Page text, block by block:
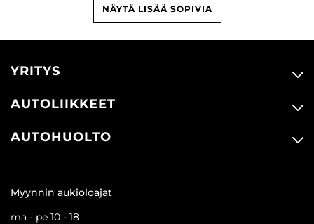
NÄYTÄ LISÄÄ SOPIVIA
YRITYS
AUTOLIIKKEET
AUTOHUOLTO
Myynnin aukioloajat
ma - pe 10 - 18